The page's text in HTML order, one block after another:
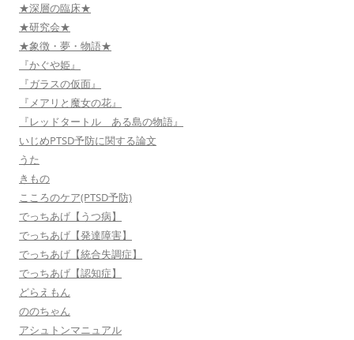
★深層の臨床★
★研究会★
★象徴・夢・物語★
『かぐや姫』
『ガラスの仮面』
『メアリと魔女の花』
『レッドタートル ある島の物語』
いじめPTSD予防に関する論文
うた
きもの
こころのケア(PTSD予防)
でっちあげ【うつ病】
でっちあげ【発達障害】
でっちあげ【統合失調症】
でっちあげ【認知症】
どらえもん
ののちゃん
アシュトンマニュアル